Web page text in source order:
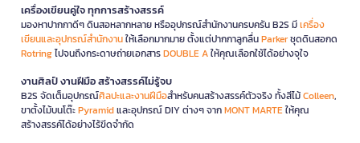
เครื่องเขียนคู่ใจ ทุกการสร้างสรรค์
มองหาปากกาดีๆ ดินสอหลากหลาย หรืออุปกรณ์สำนักงานครบครัน B2S มีเครื่อง
เขียนและอุปกรณ์สำนักงานให้เลือกมากมาย ตั้งแต่ปากกาลูกลื่นParkerชุดดินสอกด
Rotringไปจนถึงกระดาษถ่ายเอกสารDOUBLE Aให้คุณเลือกใช้ได้อย่างจุใจ
งานศิลป์ งานฝีมือ สร้างสรรค์ไม่รู้จบ
B2S จัดเต็มอุปกรณ์ศิลปะและงานฝีมือสำหรับคนสร้างสรรค์ตัวจริง ทั้งสีไม้Colleen,
ขาตั้งไม้บนโต๊ะPyramidและอุปกรณ์ DIY ต่างๆ จากMONT MARTEให้คุณ
สร้างสรรค์ได้อย่างไร้ขีดจำกัด